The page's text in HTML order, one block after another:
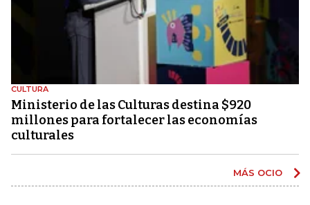
CULTURA
Ministerio de las Culturas destina $920
millones para fortalecer las economías
culturales
MÁS OCIO